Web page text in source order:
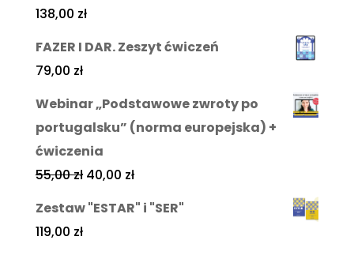
138,00 zł
FAZER I DAR. Zeszyt ćwiczeń
79,00 zł
Webinar „Podstawowe zwroty po
portugalsku” (norma europejska) +
ćwiczenia
55,00zł 40,00 zł
Zestaw "ESTAR" i "SER"
119,00 zł